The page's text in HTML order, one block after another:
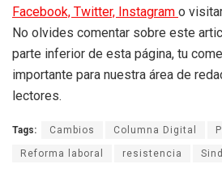
Facebook, Twitter, Instagram o
No olvides comentar sobre este
parte inferior de esta página, tu
importante para nuestra área de
lectores.
Tags: Cambios Columna Digital
Reforma laboral resistencia